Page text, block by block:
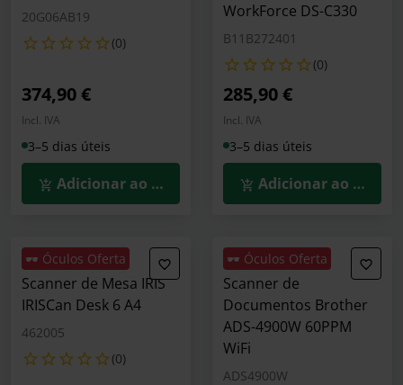
20G06AB19
(0)
374,90 €
Incl. IVA
3–5 dias úteis
Adicionar ao Carrinho
WorkForce DS-C330
B11B272401
(0)
285,90 €
Incl. IVA
3–5 dias úteis
Adicionar ao
🕶️ Óculos Oferta
Scanner de Mesa IRIS
IRISCan Desk 6 A4
462005
(0)
🕶️ Óculos Oferta
Scanner de
Documentos Brother
ADS-4900W 60PPM
WiFi
ADS4900W